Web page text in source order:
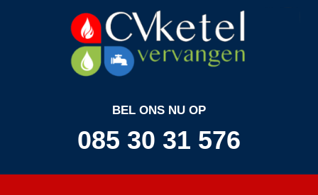
BEL ONS NU OP
085 30 31 576